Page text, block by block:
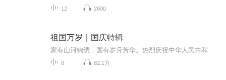
12 2600
祖国万岁｜国庆特辑
6 82.1万